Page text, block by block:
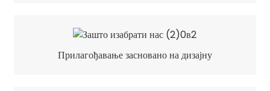
Прилагођавање засновано на дизајну